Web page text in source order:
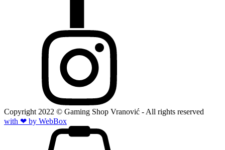
Copyright 2022 © Gaming Shop Vranović - All rights reserved
with ❤ by WebBox